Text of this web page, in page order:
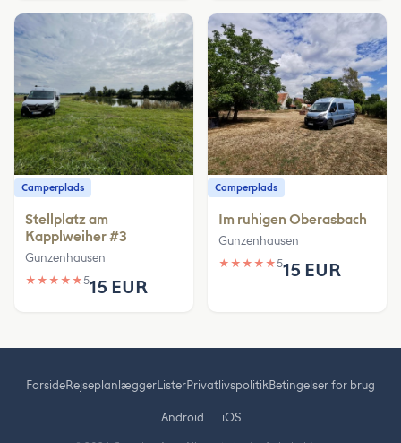
Camperplads
Stellplatz am
Kapplweiher #3
Gunzenhausen
★ ★ ★ ★ ★515 EUR
Camperplads
Im ruhigen Oberasbach
Gunzenhausen
★ ★ ★ ★ ★515 EUR
ForsideRejseplanlæggerListerPrivatlivspolitikBetingelser for brug
Android iOS